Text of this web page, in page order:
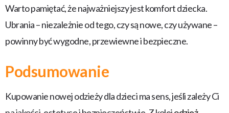
Warto pamiętać, że najważniejszy jest komfort dziecka.
Ubrania – niezależnie od tego, czy są nowe, czy używane –
powinny być wygodne, przewiewne i bezpieczne.
Podsumowanie
Kupowanie nowej odzieży dla dzieci ma sens, jeśli zależy Ci